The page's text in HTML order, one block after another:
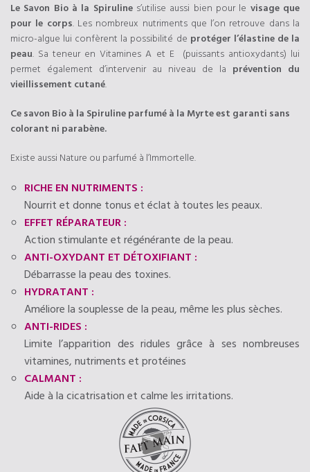
Le Savon Bio à la Spirulines’utilise aussi bien pour le visage que
pour le corps. Les nombreux nutriments que l’on retrouve dans la
micro-algue lui confèrent la possibilité de protéger l’élastine de la
peau. Sa teneur en Vitamines A et E (puissants antioxydants) lui
permet également d’intervenir au niveau de la prévention du
vieillissement cutané.
Ce savon Bio à la Spiruline parfumé à la Myrte est garanti sans
colorant ni parabène.
Existe aussi Nature ou parfumé à l’Immortelle.
RICHE EN NUTRIMENTS :
Nourrit et donne tonus et éclat à toutes les peaux.
EFFET RÉPARATEUR :
Action stimulante et régénérante de la peau.
ANTI-OXYDANT ET DÉTOXIFIANT :
Débarrasse la peau des toxines.
HYDRATANT :
Améliore la souplesse de la peau, même les plus sèches.
ANTI-RIDES :
Limite l’apparition des ridules grâce à ses nombreuses
vitamines, nutriments et protéines
CALMANT :
Aide à la cicatrisation et calme les irritations.